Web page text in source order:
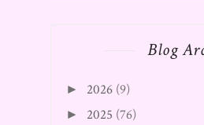
Blog
► 2026 (9)
► 2025 (76)